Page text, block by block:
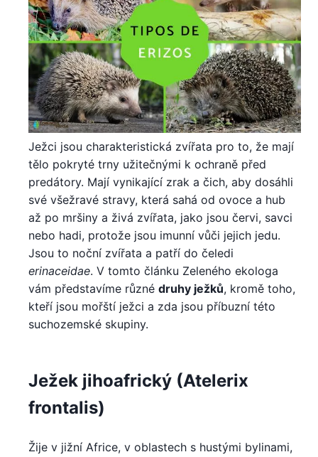
Ježci jsou charakteristická zvířata pro to, že mají
tělo pokryté trny užitečnými k ochraně před
predátory. Mají vynikající zrak a čich, aby dosáhli
své všežravé stravy, která sahá od ovoce a hub
až po mršiny a živá zvířata, jako jsou červi, savci
nebo hadi, protože jsou imunní vůči jejich jedu.
Jsou to noční zvířata a patří do čeledi
erinaceidae. V tomto článku Zeleného ekologa
vám představíme různé druhy ježků, kromě toho,
kteří jsou mořští ježci a zda jsou příbuzní této
suchozemské skupiny.
Ježek jihoafrický (Atelerix
frontalis)
Žije v jižní Africe, v oblastech s hustými bylinami,